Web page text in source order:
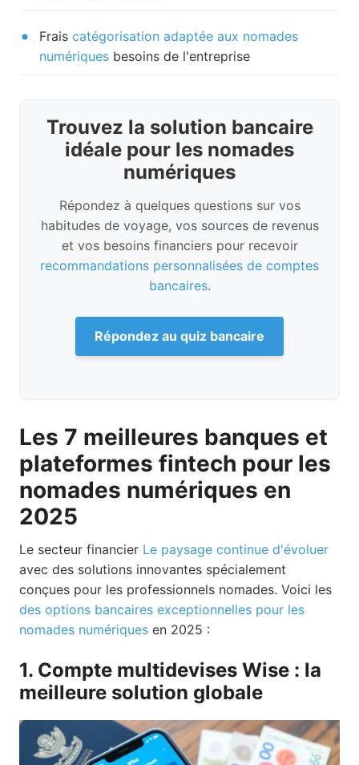
Frais catégorisation adaptée aux nomades
numériques besoins de l'entreprise
Trouvez la solution bancaire
idéale pour les nomades
numériques
Répondez à quelques questions sur vos
habitudes de voyage, vos sources de revenus
et vos besoins financiers pour recevoir
recommandations personnalisées de comptes
bancaires.
Répondez au quiz bancaire
Les 7 meilleures banques et
plateformes fintech pour les
nomades numériques en
2025
Le secteur financier Le paysage continue d'évoluer
avec des solutions innovantes spécialement
conçues pour les professionnels nomades. Voici les
des options bancaires exceptionnelles pour les
nomades numériques en 2025 :
1. Compte multidevises Wise : la
meilleure solution globale